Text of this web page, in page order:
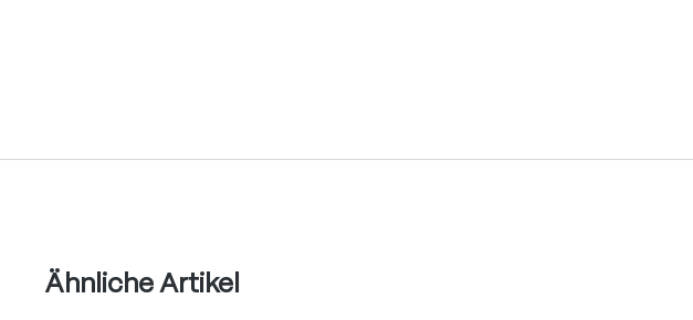
Produktgalerie überspringen
Ähnliche Artikel